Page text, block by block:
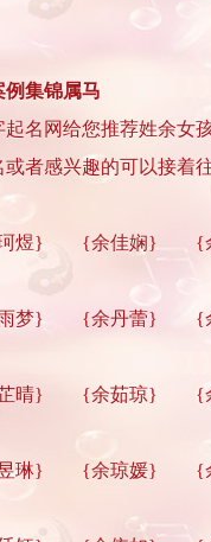
集锦属马
名网给您推荐姓余女
者感兴趣的可以接着往
煜} {余佳娴} {
梦} {余丹蕾} {
晴} {余茹琼} {
琳} {余琼媛} {